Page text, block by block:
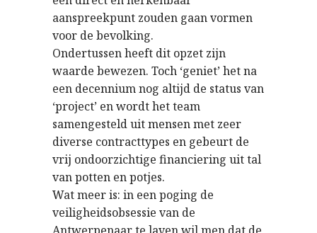
aanspreekpunt zouden gaan vormen
voor de bevolking.
Ondertussen heeft dit opzet zijn
waarde bewezen. Toch ‘geniet’ het na
een decennium nog altijd de status van
‘project’ en wordt het team
samengesteld uit mensen met zeer
diverse contracttypes en gebeurt de
vrij ondoorzichtige financiering uit tal
van potten en potjes.
Wat meer is: in een poging de
veiligheidsobsessie van de